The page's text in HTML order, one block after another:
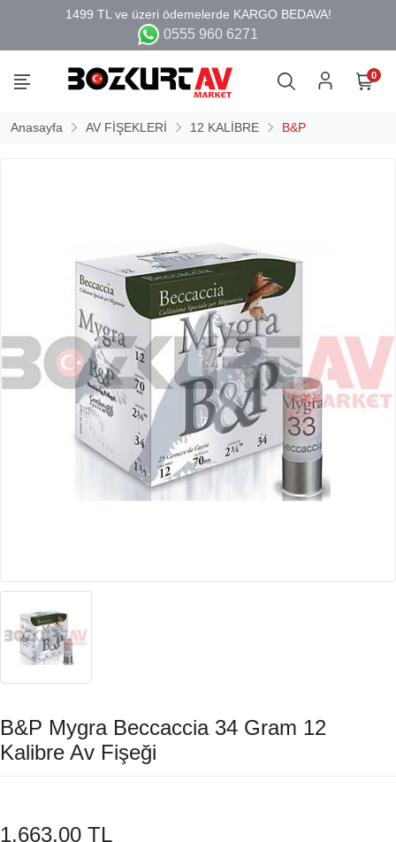
0555 960 6271
0
Anasayfa AV FİŞEKLERİ 12 KALİBRE B&P
B&P Mygra Beccaccia 34 Gram 12
Kalibre Av Fişeği
1.663,00 TL